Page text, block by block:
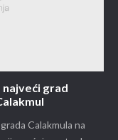
grad
Calakmula na